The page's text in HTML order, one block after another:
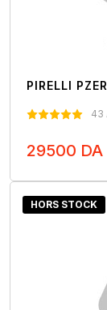
PIRELLI
43
29500 DA
HORS STOCK